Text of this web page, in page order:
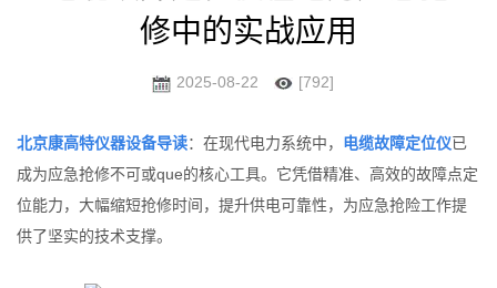
修中的实战应用
2025-08-22 [792]
北京康高特仪器设备导读：在现代电力系统中， 电缆故障定位仪已
成为应急抢修不可或que的核心工具。它凭借精准、高效的故障点定
位能力，大幅缩短抢修时间，提升供电可靠性，为应急抢险工作提
供了坚实的技术支撑。